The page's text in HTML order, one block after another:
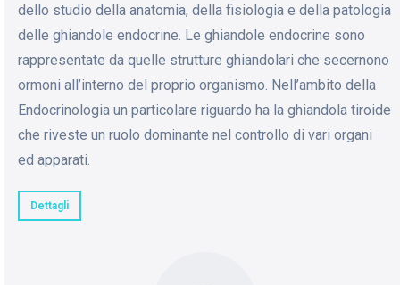
dello studio della anatomia, della fisiologia e della patologia
delle ghiandole endocrine. Le ghiandole endocrine sono
rappresentate da quelle strutture ghiandolari che secernono
ormoni all’interno del proprio organismo. Nell’ambito della
Endocrinologia un particolare riguardo ha la ghiandola tiroide
che riveste un ruolo dominante nel controllo di vari organi
ed apparati.
Dettagli